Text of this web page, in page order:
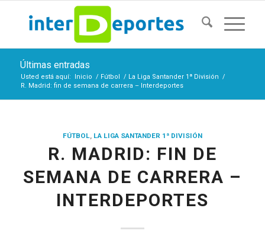
Últimas entradas
Usted está aquí: Inicio / Fútbol / La Liga Santander 1ª División /
R. Madrid: fin de semana de carrera – Interdeportes
FÚTBOL, LA LIGA SANTANDER 1ª DIVISIÓN
R. MADRID: FIN DE
SEMANA DE CARRERA –
INTERDEPORTES